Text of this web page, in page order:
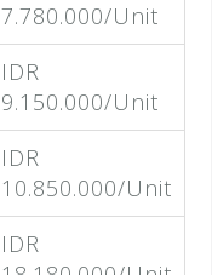
7.780.000/Unit
IDR
9.150.000/Unit
IDR
10.850.000/Unit
IDR